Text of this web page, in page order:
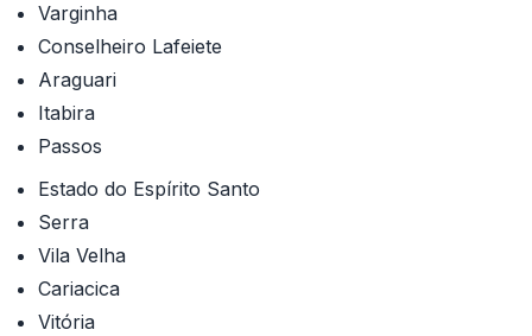
Varginha
Conselheiro Lafeiete
Araguari
Itabira
Passos
Estado do Espírito Santo
Serra
Vila Velha
Cariacica
Vitória